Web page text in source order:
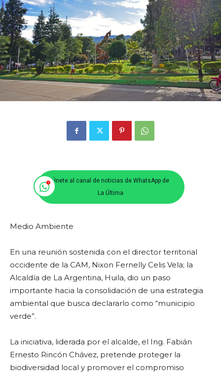
Únete al canal de noticias de WhatsApp de
La Última
Medio Ambiente
En una reunión sostenida con el director territorial
occidente de la CAM, Nixon Fernelly Celis Vela; la
Alcaldía de La Argentina, Huila, dio un paso
importante hacia la consolidación de una estrategia
ambiental que busca declararlo como “municipio
verde”.
La iniciativa, liderada por el alcalde, el Ing. Fabián
Ernesto Rincón Chávez, pretende proteger la
biodiversidad local y promover el compromiso